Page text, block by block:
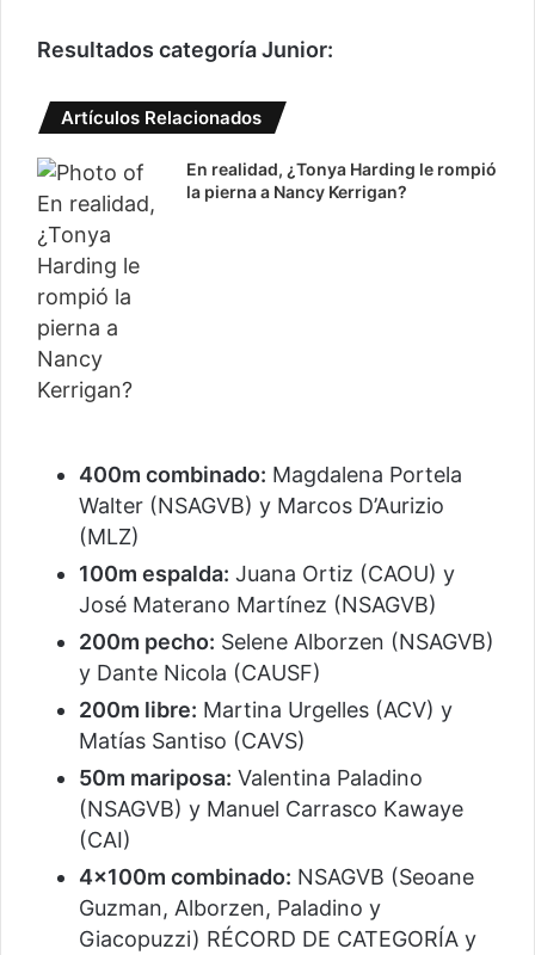
Resultados categoría Junior:
Artículos Relacionados
En realidad, ¿Tonya Harding le rompió
la pierna a Nancy Kerrigan?
400m combinado: Magdalena Portela
Walter (NSAGVB) y Marcos D’Aurizio
(MLZ)
100m espalda: Juana Ortiz (CAOU) y
José Materano Martínez (NSAGVB)
200m pecho: Selene Alborzen (NSAGVB)
y Dante Nicola (CAUSF)
200m libre: Martina Urgelles (ACV) y
Matías Santiso (CAVS)
50m mariposa: Valentina Paladino
(NSAGVB) y Manuel Carrasco Kawaye
(CAI)
4×100m combinado: NSAGVB (Seoane
Guzman, Alborzen, Paladino y
Giacopuzzi) RÉCORD DE CATEGORÍA y